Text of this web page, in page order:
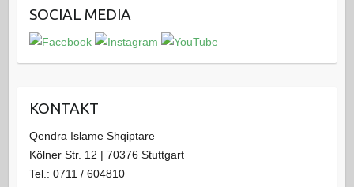
SOCIAL MEDIA
KONTAKT
Qendra Islame Shqiptare
Kölner Str. 12 | 70376 Stuttgart
Tel.: 0711 / 604810